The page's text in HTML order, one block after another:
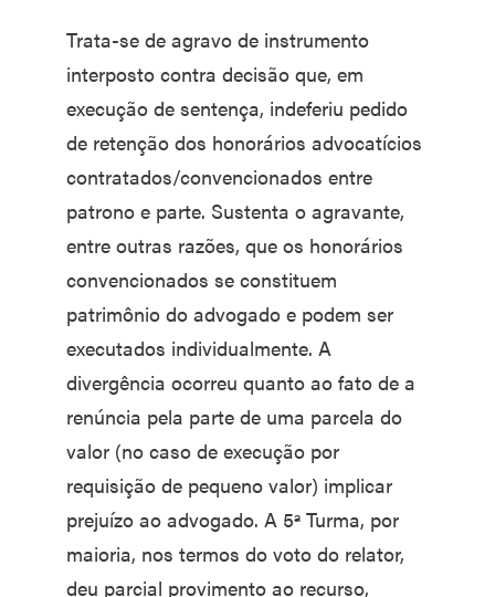
Trata-se de agravo de instrumento
interposto contra decisão que, em
execução de sentença, indeferiu pedido
de retenção dos honorários advocatícios
contratados/convencionados entre
patrono e parte. Sustenta o agravante,
entre outras razões, que os honorários
convencionados se constituem
patrimônio do advogado e podem ser
executados individualmente. A
divergência ocorreu quanto ao fato de a
renúncia pela parte de uma parcela do
valor (no caso de execução por
requisição de pequeno valor) implicar
prejuízo ao advogado. A 5ª Turma, por
maioria, nos termos do voto do relator,
deu parcial provimento ao recurso,